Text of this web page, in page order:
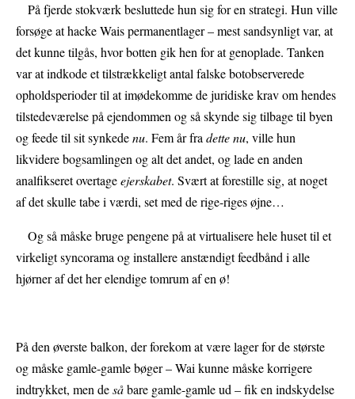
På fjerde stokværk besluttede hun sig for en strategi. Hun ville
forsøge at hacke Wais permanentlager – mest sandsynligt var, at
det kunne tilgås, hvor botten gik hen for at genoplade. Tanken
var at indkode et tilstrækkeligt antal falske botobserverede
opholdsperioder til at imødekomme de juridiske krav om hendes
tilstedeværelse på ejendommen og så skynde sig tilbage til byen
og feede til sit synkedenu. Fem år fradette nu, ville hun
likvidere bogsamlingen og alt det andet, og lade en anden
analfikseret overtageejerskabet. Svært at forestille sig, at noget
af det skulle tabe i værdi, set med de rige-riges øjne…
Og så måske bruge pengene på at virtualisere hele huset til et
virkeligt syncorama og installere anstændigt feedbånd i alle
hjørner af det her elendige tomrum af en ø!
På den øverste balkon, der forekom at være lager for de største
og måske gamle-gamle bøger – Wai kunne måske korrigere
indtrykket, men desåbare gamle-gamle ud – fik en indskydelse